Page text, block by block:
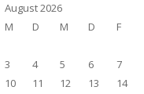
August 2026
M
D M D F
3
4 5 6 7
10
11 12 13 14